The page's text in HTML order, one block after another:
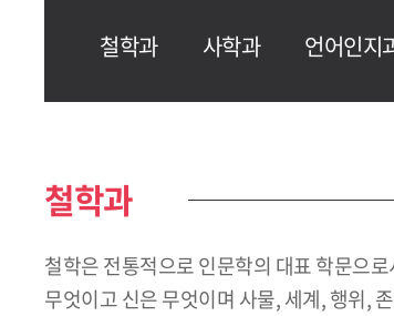
철학과 사학과 언어인지
철학과
철학은 전통적으로 인문학의 대표 학문으
무엇이고 신은 무엇이며 사물, 세계, 행위,